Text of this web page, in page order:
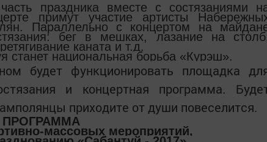
праздника вместе с состязаниями
примут участие артисты
Параллельно с концертом на
бег в мешках, лазание на
каната и т.д.
станет национальная борьба «Курэш».
будет функционировать площадка
и концертная программа.
приходите от души повеселится.
ПРОГРАММА
массовых мероприятий,